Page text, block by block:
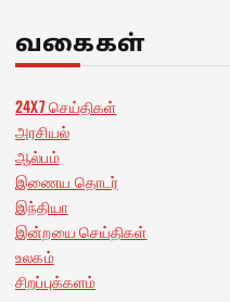
வகைகள்
24X7 செய்திகள்
அரசியல்
ஆல்பம்
இணைய தொடர்
இந்தியா
இன்றயை செய்திகள்
உலகம்
சிறப்புக்களம்